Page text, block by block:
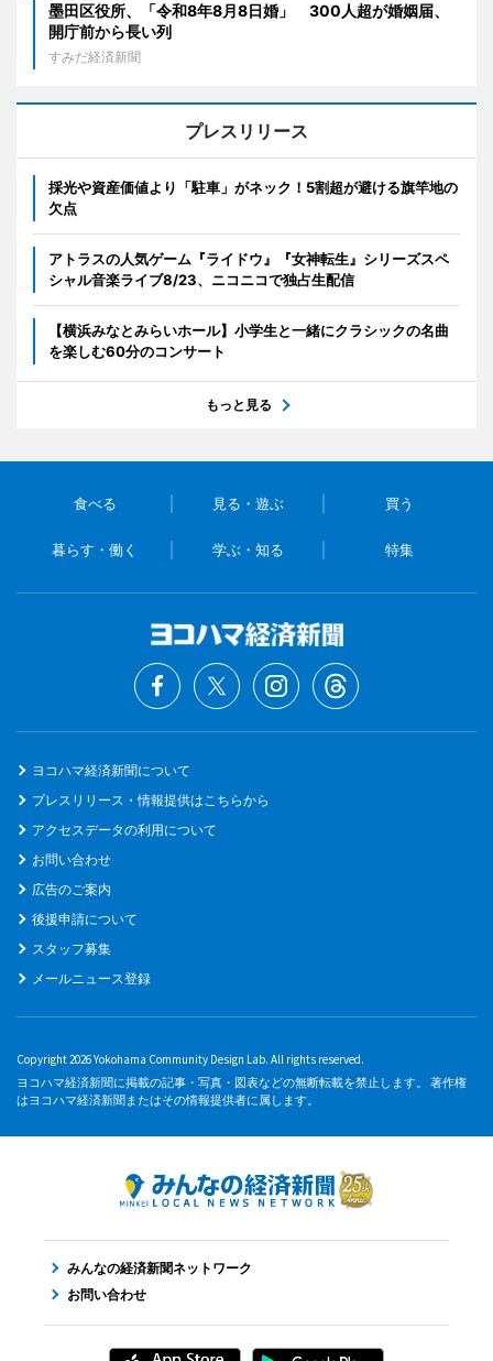
墨田区役所、「令和8年8月8日婚」 300人超が婚姻届、
開庁前から長い列
すみだ経済新聞
プレスリリース
採光や資産価値より「駐車」がネック！5割超が避ける旗竿地の
欠点
アトラスの人気ゲーム『ライドウ』『女神転生』シリーズスペ
シャル音楽ライブ8/23、ニコニコで独占生配信
【横浜みなとみらいホール】小学生と一緒にクラシックの名曲
を楽しむ60分のコンサート
もっと見る
食べる 見る・遊ぶ 買う
暮らす・働く 学ぶ・知る 特集
ヨコハマ経済新聞について
プレスリリース・情報提供はこちらから
アクセスデータの利用について
お問い合わせ
広告のご案内
後援申請について
スタッフ募集
メールニュース登録
Copyright 2026 Yokohama Community Design Lab. All rights reserved.
ヨコハマ経済新聞に掲載の記事・写真・図表などの無断転載を禁止します。 著作権
はヨコハマ経済新聞またはその情報提供者に属します。
みんなの経済新聞ネットワーク
お問い合わせ